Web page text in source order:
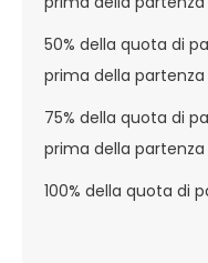
50% della quota di
prima della partenza
75% della quota di
prima della partenza
100% della quota di